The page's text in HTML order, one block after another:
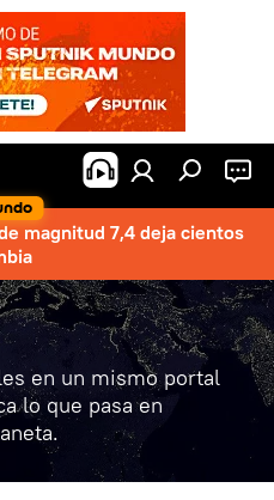
magnitud 7,4 deja cientos
en un mismo portal
lo que pasa en